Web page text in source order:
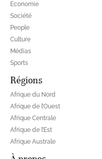
Economie
Société
People
Culture
Médias
Sports
Régions
Afrique du Nord
Afrique de l’Ouest
Afrique Centrale
Afrique de l’Est
Afrique Australe